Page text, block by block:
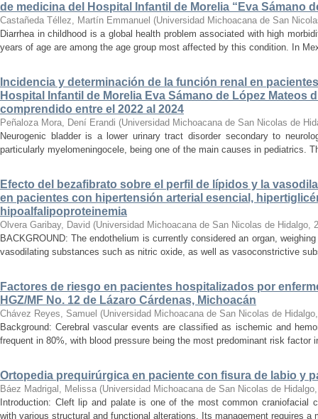
de medicina del Hospital Infantil de Morelia “Eva Sámano
Castañeda Téllez, Martín Emmanuel (Universidad Michoacana de San
Diarrhea in childhood is a global health problem associated with high
years of age are among the age group most affected by this condition. In
Incidencia y determinación de la función renal en
Hospital Infantil de Morelia Eva Sámano de López Mateos
comprendido entre el 2022 al 2024
Peñaloza Mora, Dení Erandi (Universidad Michoacana de San Nicolas de
Neurogenic bladder is a lower urinary tract disorder secondary to
particularly myelomeningocele, being one of the main causes in pediatrics.
Efecto del bezafibrato sobre el perfil de lípidos y la
en pacientes con hipertensión arterial esencial,
hipoalfalipoproteinemia
Olvera Garibay, David (Universidad Michoacana de San Nicolas de Hidalgo,
BACKGROUND: The endothelium is currently considered an organ,
vasodilating substances such as nitric oxide, as well as vasoconstrictive
Factores de riesgo en pacientes hospitalizados por
HGZ/MF No. 12 de Lázaro Cárdenas, Michoacán
Chávez Reyes, Samuel (Universidad Michoacana de San Nicolas de Hidalgo
Background: Cerebral vascular events are classified as ischemic and
frequent in 80%, with blood pressure being the most predominant risk factor
Ortopedia prequirúrgica en paciente con fisura de labio y
Báez Madrigal, Melissa (Universidad Michoacana de San Nicolas de Hidalgo
Introduction: Cleft lip and palate is one of the most common craniofacial
with various structural and functional alterations. Its management requires a